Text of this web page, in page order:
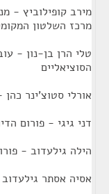
מירב קופילוביץ -
מרכז השלטון
טלי הרן בן-נון -
הסוציאליים
אורלי סטוצ'ינר
דני גיגי - פורום
הילה גילעדוב -
אסיה אסתר